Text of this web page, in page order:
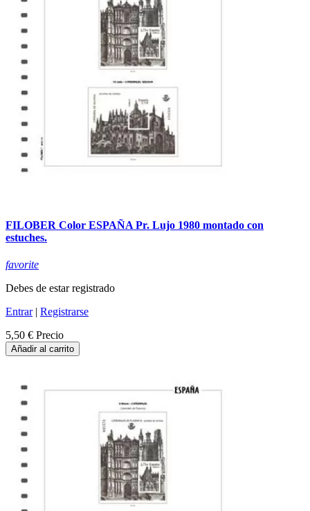
FILOBER Color ESPAÑA Pr. Lujo 1980 montado con
estuches.
favorite
Debes de estar registrado
Entrar| Registrarse
5,50 € Precio
Añadir al carrito